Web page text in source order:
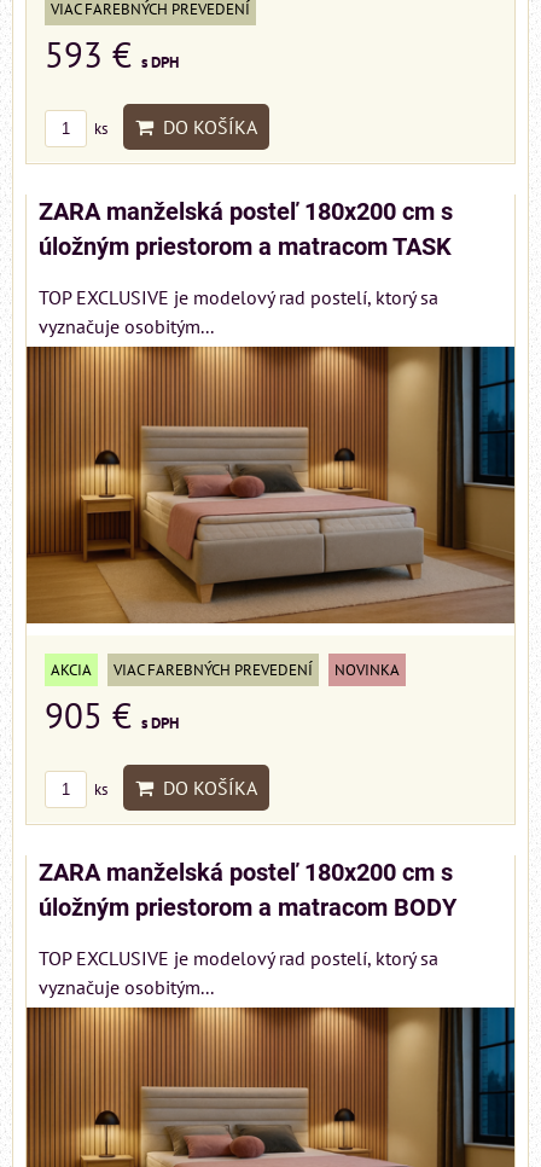
VIAC FAREBNÝCH PREVEDENÍ
593 € s DPH
ks DO KOŠÍKA
ZARA manželská posteľ 180x200 cm s
úložným priestorom a matracom TASK
TOP EXCLUSIVE je modelový rad postelí, ktorý sa
vyznačuje osobitým...
AKCIA VIAC FAREBNÝCH PREVEDENÍ NOVINKA
905 € s DPH
ks DO KOŠÍKA
ZARA manželská posteľ 180x200 cm s
úložným priestorom a matracom BODY
TOP EXCLUSIVE je modelový rad postelí, ktorý sa
vyznačuje osobitým...